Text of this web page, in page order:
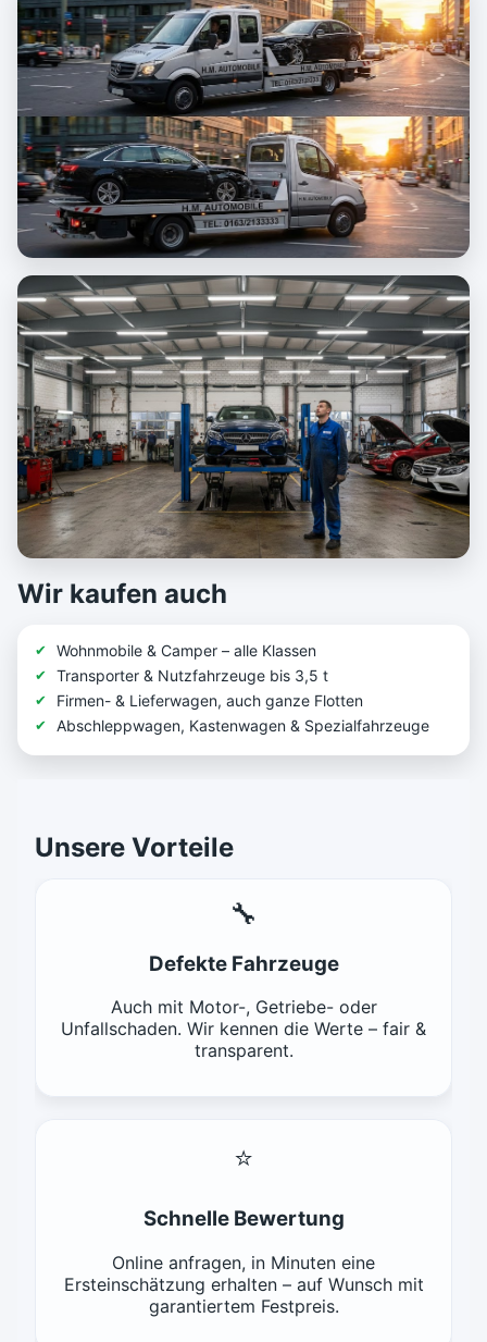
Wir kaufen auch
Wohnmobile & Camper – alle Klassen
Transporter & Nutzfahrzeuge bis 3,5 t
Firmen- & Lieferwagen, auch ganze Flotten
Abschleppwagen, Kastenwagen & Spezialfahrzeuge
Unsere Vorteile
🔧
Defekte Fahrzeuge
Auch mit Motor-, Getriebe- oder
Unfallschaden. Wir kennen die Werte – fair &
transparent.
⭐
Schnelle Bewertung
Online anfragen, in Minuten eine
Ersteinschätzung erhalten – auf Wunsch mit
garantiertem Festpreis.